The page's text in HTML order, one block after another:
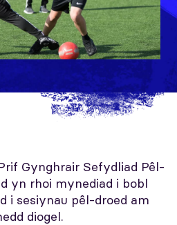
Gynghrair Sefydliad Pêl-
yn rhoi mynediad i bobl
i sesiynau pêl-droed am
diogel.